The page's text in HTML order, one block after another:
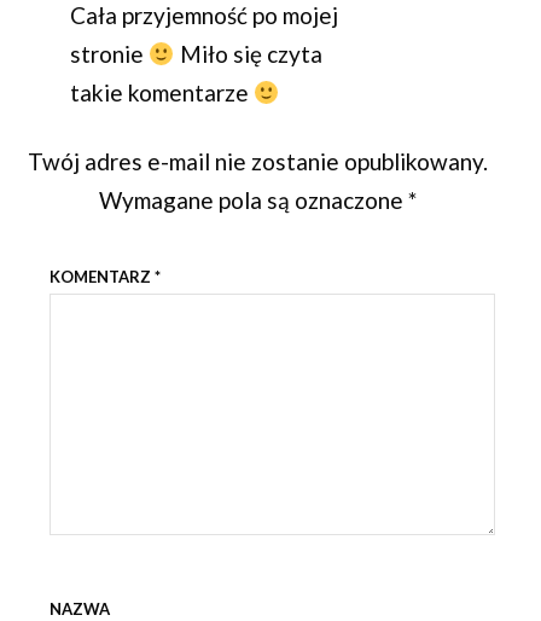
Cała przyjemność po mojej
stronie
Miło się czyta
takie komentarze
Twój adres e-mail nie zostanie opublikowany.
Wymagane pola są oznaczone *
KOMENTARZ *
NAZWA